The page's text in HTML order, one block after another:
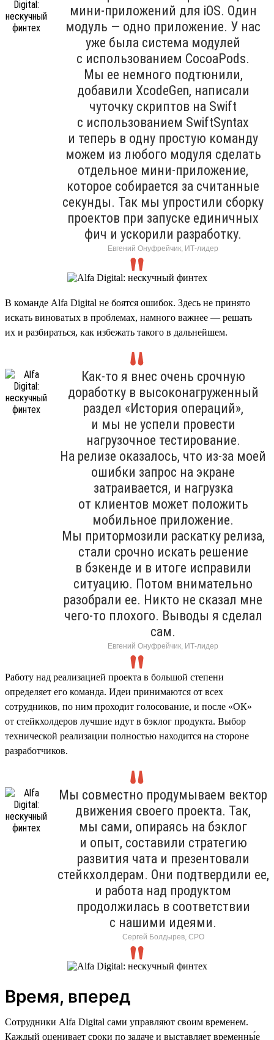
мини-приложений для iOS. Один
модуль — одно приложение. У нас
уже была система модулей
с использованием CocoaPods.
Мы ее немного подтюнили,
добавили XcodeGen, написали
чуточку скриптов на Swift
с использованием SwiftSyntax
и теперь в одну простую команду
можем из любого модуля сделать
отдельное мини-приложение,
которое собирается за считанные
секунды. Так мы упростили сборку
проектов при запуске единичных
фич и ускорили разработку.
Евгений Онуфрейчик, ИТ-лидер
В команде Alfa Digital не боятся ошибок. Здесь не принято
искать виноватых в проблемах, намного важнее — решать
их и разбираться, как избежать такого в дальнейшем.
Как-то я внес очень срочную
доработку в высоконагруженный
раздел «История операций»,
и мы не успели провести
нагрузочное тестирование.
На релизе оказалось, что из-за моей
ошибки запрос на экране
затраивается, и нагрузка
от клиентов может положить
мобильное приложение.
Мы притормозили раскатку релиза,
стали срочно искать решение
в бэкенде и в итоге исправили
ситуацию. Потом внимательно
разобрали ее. Никто не сказал мне
чего-то плохого. Выводы я сделал
сам.
Евгений Онуфрейчик, ИТ-лидер
Работу над реализацией проекта в большой степени
определяет его команда. Идеи принимаются от всех
сотрудников, по ним проходит голосование, и после «ОК»
от стейкхолдеров лучшие идут в бэклог продукта. Выбор
технической реализации полностью находится на стороне
разработчиков.
Мы совместно продумываем вектор
движения своего проекта. Так,
мы сами, опираясь на бэклог
и опыт, составили стратегию
развития чата и презентовали
стейкхолдерам. Они подтвердили ее,
и работа над продуктом
продолжилась в соответствии
с нашими идеями.
Сергей Болдырев, СРО
Время, вперед
Сотрудники Alfa Digital сами управляют своим временем.
Каждый оценивает сроки по задаче и выставляет временны́е